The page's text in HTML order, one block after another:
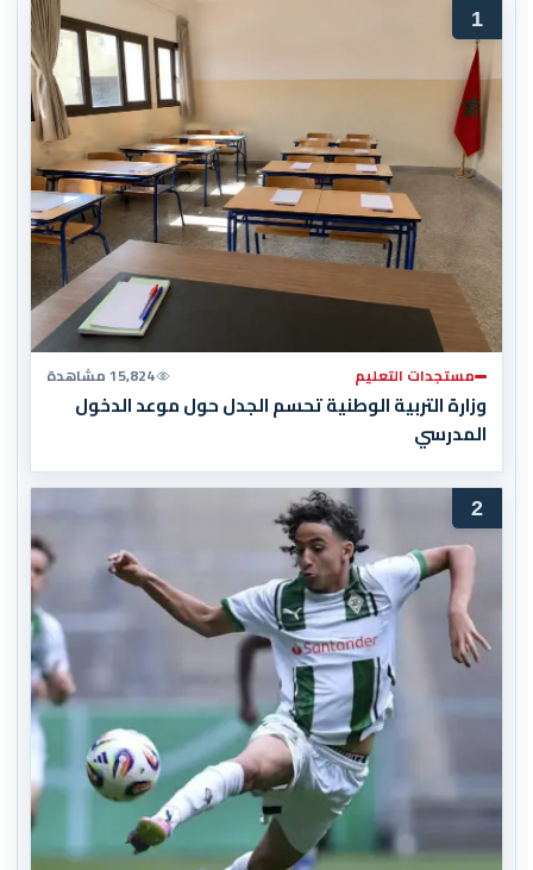
1
مستجدات التعليم 15,824 مشاهدة
وزارة التربية الوطنية تحسم الجدل حول موعد الدخول
المدرسي
2